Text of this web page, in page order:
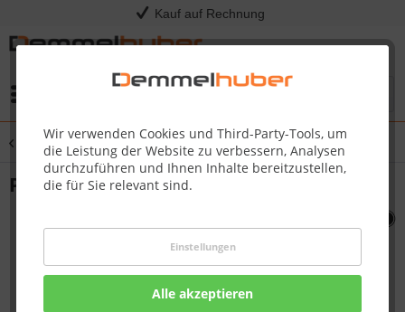
Kauf auf Rechnung
Wir verwenden Cookies und Third-Party-Tools, um
die Leistung der Website zu verbessern, Analysen
durchzuführen und Ihnen Inhalte bereitzustellen,
die für Sie relevant sind.
Einstellungen
Alle akzeptieren
Übersicht Sonstige Ersatzteile
PROBE AND WIRE FOR 70006 #N750-0027